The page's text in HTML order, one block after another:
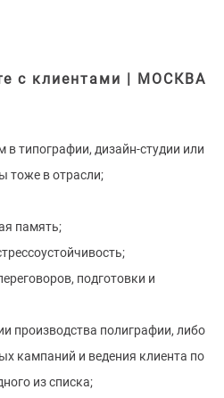
с клиентами | МОСКВА
в типографии, дизайн-студии или
тоже в отрасли;
память;
подготовки и
производства полиграфии, либо
кампаний и ведения клиента по
из списка;